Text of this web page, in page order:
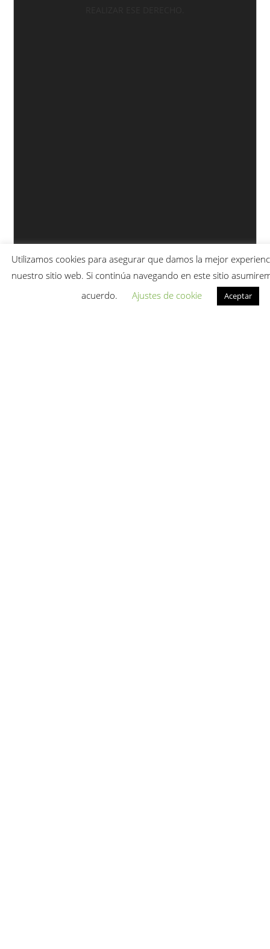
Utilizamos cookies para asegurar que damos la mejor
nuestro sitio web. Si continúa navegando en este sitio
acuerdo.
Ajustes de cookie Aceptar